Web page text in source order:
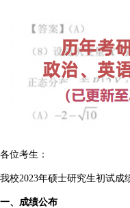
各位考生：
我校2023年硕士研究生初试
一、成绩公布